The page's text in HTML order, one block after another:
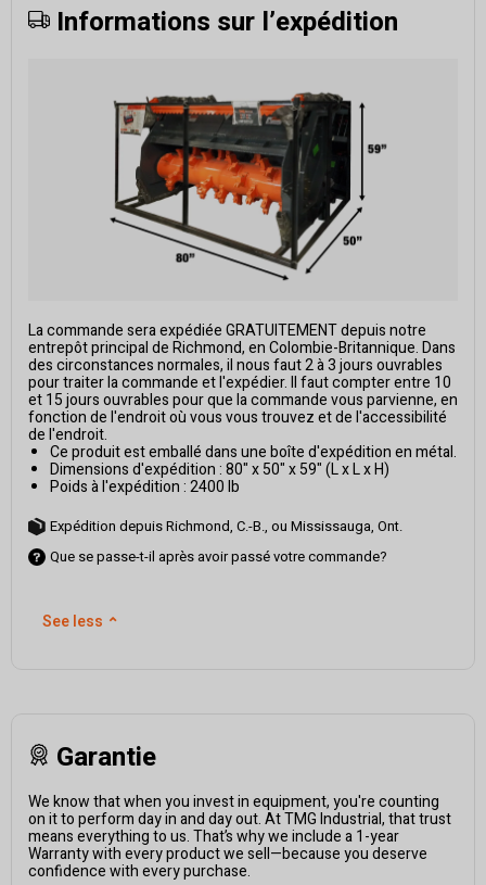
Informations sur l’expédition
La commande sera expédiée GRATUITEMENT depuis notre
entrepôt principal de Richmond, en Colombie-Britannique. Dans
des circonstances normales, il nous faut 2 à 3 jours ouvrables
pour traiter la commande et l'expédier. Il faut compter entre 10
et 15 jours ouvrables pour que la commande vous parvienne, en
fonction de l'endroit où vous vous trouvez et de l'accessibilité
de l'endroit.
Ce produit est emballé dans une boîte d'expédition en métal.
Dimensions d'expédition : 80" x 50" x 59" (L x L x H)
Poids à l'expédition : 2400 lb
Expédition depuis Richmond, C.-B., ou Mississauga, Ont.
Que se passe-t-il après avoir passé votre commande?
See less ⌃
Garantie
We know that when you invest in equipment, you're counting
on it to perform day in and day out. At TMG Industrial, that trust
means everything to us. That’s why we include a 1-year
Warranty with every product we sell—because you deserve
confidence with every purchase.